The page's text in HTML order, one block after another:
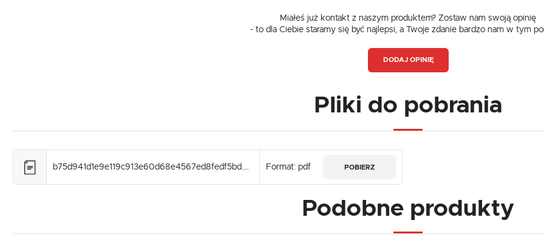
Miałeś już kontakt z naszym produktem? Zostaw nam swoją opinię
- to dla Ciebie staramy się być najlepsi, a Twoje zdanie bardzo nam w tym
DODAJ OPINIĘ
Pliki do pobrania
Format: pdf POBIERZ
Podobne produkty